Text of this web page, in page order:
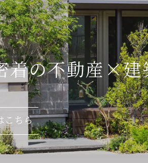
着の不動産×建
こちら